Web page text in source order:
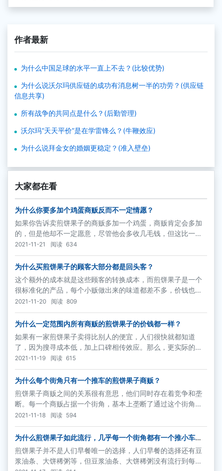
意从对面马路拐个弯儿到这边来买煎饼果子，就是竞争过来的
作者最新
为什么中国足球的水平一直上不去？(比较优势)
为什么说沃尔玛供应链的成功有消息树一半的功劳？(供应链
信息共享)
所有战争的共同点是什么？(后勤管理)
沃尔玛“天天平价”是在学雷锋么？(牛鞭效应)
为什么说拜金女的婚姻更稳定？(准入壁垒)
大家都在看
为什么你要多加个鸡蛋商贩反而不一定情愿？
如果你告诉卖煎饼果子的商贩多加一个鸡蛋，商贩肯定会多加
的，但是他却不一定愿意，尽管他会多收几毛钱，但这比一个
鸡蛋的成本还贵。
2021-11-21 阅读 634
为什么买煎饼果子的顾客大部分都是回头客？
这个额外的成本就是这些顾客的转换成本，而煎饼果子是一个
很标准化的产品，每个小贩做出来的味道都差不多，价钱也一
样，绕路买别的商贩的煎饼果子并不能给这个顾客增加更多的
效益，反而要产生额外的转换成本。于是，绕路的人不多，都
是这家街角商贩的回头客。
2021-11-20 阅读 809
为什么一定范围内所有商贩的煎饼果子的价钱都一样？
如果有一家煎饼果子卖得比别人的便宜，人们很快就都知道
了，因为搜寻成本低，加上口碑相传效应。那么，更实际的是
第二种情形，也就是人们清楚地知道附近几个街角煎饼果子的
价格，这样一来商贩就谁都不敢单独提价，否则顾客就都跑到
对面去了
2021-11-19 阅读 615
为什么每个街角只有一个推车的煎饼果子商贩？
煎饼果子商贩之间的关系很有意思，他们同时存在着竞争和垄
断。每一个商贩占据一个街角，基本上垄断了通过这个街角的
人群的需求。他们又同时互相竞争着对方的顾客，如果有人愿
意从对面马路拐个弯儿到这边来买煎饼果子，就是竞争过来的
需求。
2021-11-18 阅读 594
为什么煎饼果子如此流行，几乎每一个街角都有一个推小车卖
煎饼果子的小商贩？
煎饼果子并不是人们早餐唯一的选择，人们早餐的选择还有豆
浆油条、大饼稀粥等，但豆浆油条、大饼稀粥没有流行到每一